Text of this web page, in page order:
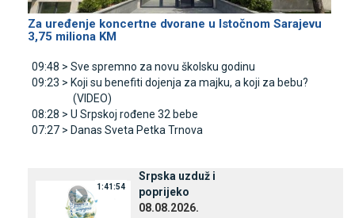
Za uređenje koncertne dvorane u Istočnom Sarajevu
3,75 miliona KM
09:48 > Sve spremno za novu školsku godinu
09:23 > Koji su benefiti dojenja za majku, a koji za bebu?
(VIDEO)
08:28 > U Srpskoj rođene 32 bebe
07:27 > Danas Sveta Petka Trnova
1:41:54
Srpska uzduž i
poprijeko
08.08.2026.